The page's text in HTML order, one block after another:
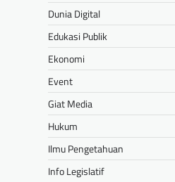
Dunia Digital
Edukasi Publik
Ekonomi
Event
Giat Media
Hukum
Ilmu Pengetahuan
Info Legislatif